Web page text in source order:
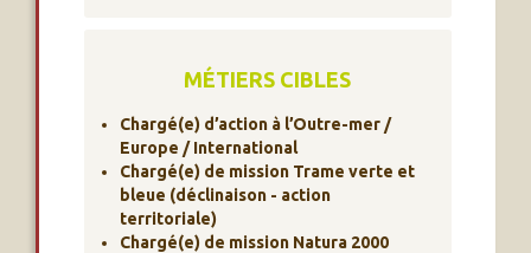
MÉTIERS CIBLES
Chargé(e) d’action à l’Outre-mer /
Europe / International
Chargé(e) de mission Trame verte et
bleue (déclinaison - action
territoriale)
Chargé(e) de mission Natura 2000